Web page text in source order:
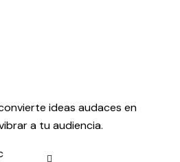
ideas audaces en
a tu audiencia.